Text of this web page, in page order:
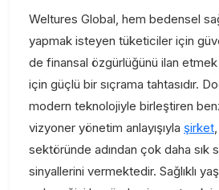
Weltures Global, hem bedensel
yapmak isteyen tüketiciler için
de finansal özgürlüğünü ilan
için güçlü bir sıçrama tahtasıdır.
modern teknolojiyle birleştiren
vizyoner yönetim anlayışıyla şirket
sektöründe adından çok daha sık
sinyallerini vermektedir. Sağlıklı